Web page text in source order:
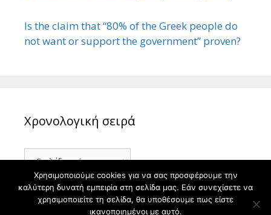
Is the claim that “80% of the Greek people do
not want or support the government” proven?
Χρονολογική σειρά
Χρονολογική
σειρά
Χρησιμοποιούμε cookies για να σας προσφέρουμε την
καλύτερη δυνατή εμπειρία στη σελίδα μας. Εάν συνεχίσετε να
χρησιμοποιείτε τη σελίδα, θα υποθέσουμε πως είστε
ικανοποιημένοι με αυτό.